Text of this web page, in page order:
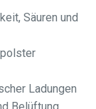
Säuren und
Ladungen